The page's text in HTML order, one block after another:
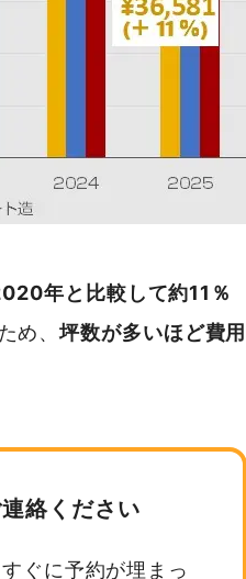
年と比較して約11％
め、坪数が多いほど費用
絡ください
ぐに予約が埋まっ